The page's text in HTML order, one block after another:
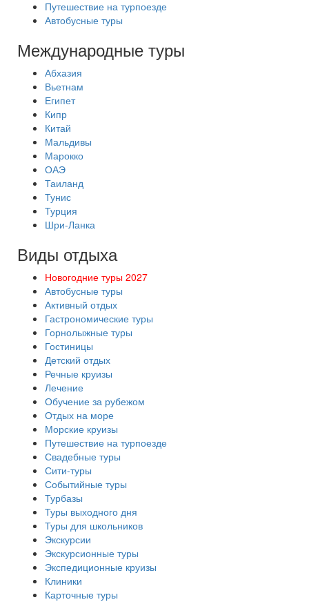
Путешествие на турпоезде
Автобусные туры
Международные туры
Абхазия
Вьетнам
Египет
Кипр
Китай
Мальдивы
Марокко
ОАЭ
Таиланд
Тунис
Турция
Шри-Ланка
Виды отдыха
Новогодние туры 2027
Автобусные туры
Активный отдых
Гастрономические туры
Горнолыжные туры
Гостиницы
Детский отдых
Речные круизы
Лечение
Обучение за рубежом
Отдых на море
Морские круизы
Путешествие на турпоезде
Свадебные туры
Сити-туры
Событийные туры
Турбазы
Туры выходного дня
Туры для школьников
Экскурсии
Экскурсионные туры
Экспедиционные круизы
Клиники
Карточные туры